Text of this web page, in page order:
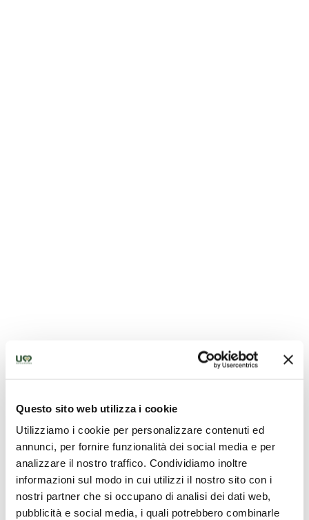
Questo sito web utilizza i cookie
Utilizziamo i cookie per personalizzare contenuti ed
annunci, per fornire funzionalità dei social media e per
analizzare il nostro traffico. Condividiamo inoltre
informazioni sul modo in cui utilizzi il nostro sito con i
nostri partner che si occupano di analisi dei dati web,
pubblicità e social media, i quali potrebbero combinarle